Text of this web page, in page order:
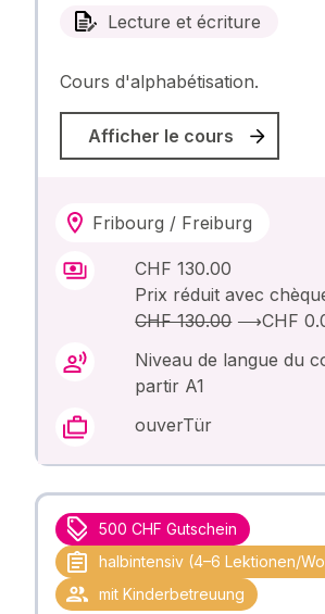
Lecture et écriture
Cours d'alphabétisation.
Afficher le cours
Fribourg / Freiburg
CHF 130.00
Prix réduit avec
CHF 130.00⟶CHF
Niveau de langue du
partir A1
ouverTür
500 CHF Gutschein
halbintensiv (4–6 Lektionen/
mit Kinderbetreuung